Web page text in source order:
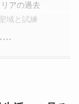
アの過去
域と試練